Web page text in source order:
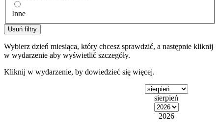
Inne
Usuń filtry
Wybierz dzień miesiąca, który chcesz sprawdzić, a następnie kliknij
w wydarzenie aby wyświetlić szczegóły.
Kliknij w wydarzenie, by dowiedzieć się więcej.
sierpień
2026